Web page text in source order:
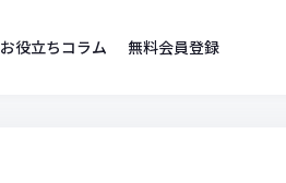
お役立ちコラム 無料会員登録